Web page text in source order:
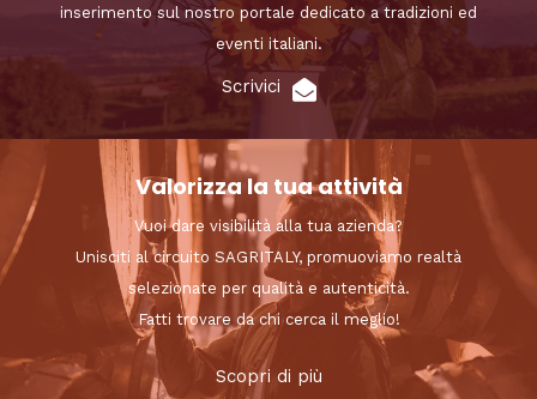
inserimento sul nostro portale dedicato a tradizioni ed
eventi italiani.
Scrivici
Valorizza la tua attività
Vuoi dare visibilità alla tua azienda?
Unisciti al circuito SAGRITALY, promuoviamo realtà
selezionate per qualità e autenticità.
Fatti trovare da chi cerca il meglio!
Scopri di più